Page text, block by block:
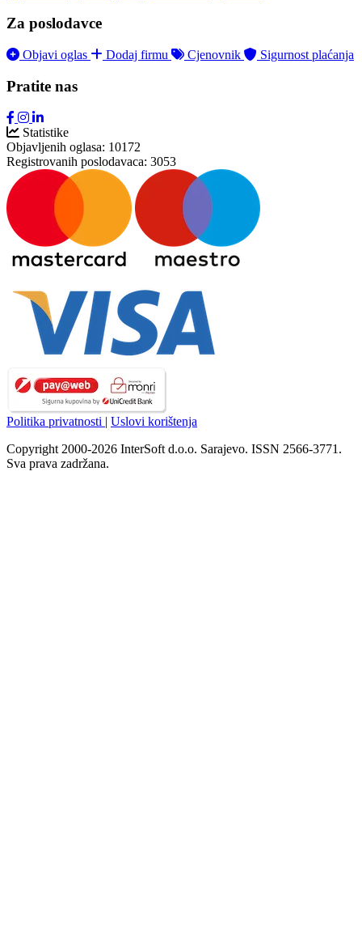
Za poslodavce
Objavi oglas Dodaj firmu Cjenovnik Sigurnost plaćanja
Pratite nas
Statistike
Objavljenih oglasa: 10172
Registrovanih poslodavaca: 3053
Politika privatnosti | Uslovi korištenja
Copyright 2000-2026 InterSoft d.o.o. Sarajevo. ISSN 2566-3771.
Sva prava zadržana.